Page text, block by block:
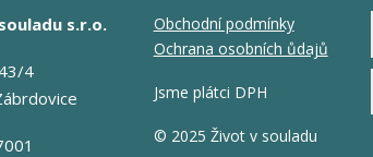
s.r.o.
4
Obchodní podmínky
Ochrana osobních ůdajů
Jsme plátci DPH
© 2025 Život v souladu